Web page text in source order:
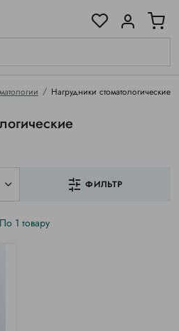
Нагрудники стоматологические
ФИЛЬТР
По 1 товару